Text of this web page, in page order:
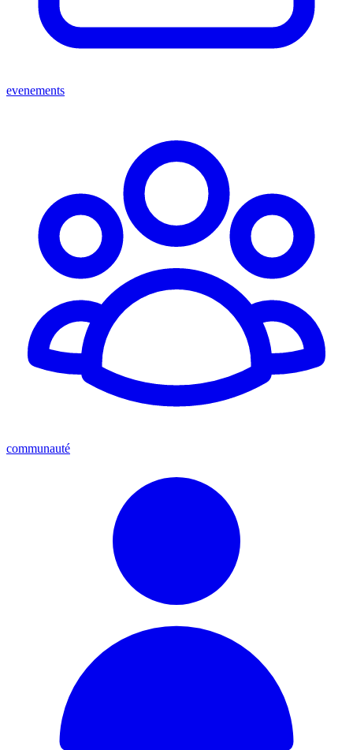
evenements
communauté